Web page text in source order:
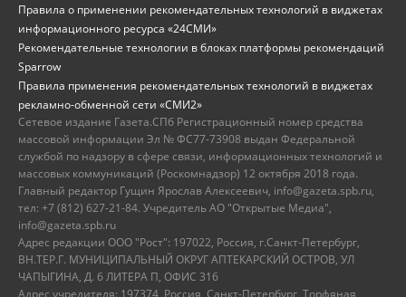
Правила о применении рекомендательных технологий в виджетах
информационного ресурса «24СМИ»
Рекомендательные технологии в блоках платформы рекомендаций
Sparrow
Правила применения рекомендательных технологий в виджетах
рекламно-обменной сети «СМИ2»
Сетевое издание Газета.СПб Регистрационный номер средства
массовой информации Эл № ФС77-73908 выдан Федеральной
службой по надзору в сфере связи, информационных технологий и
массовых коммуникаций (Роскомнадзор) 12 октября 2018 года.
Главный редактор Гущин Ярослав Алексеевич, info@gazeta.spb.ru,
тел: +7 (812) 627-21-84. Учредитель АО "Открытые Медиа",
info@gazeta.spb.ru
Адрес редакции ООО "Рост": 197022, Россия, г.Санкт-Петербург,
ВН.ТЕР.Г. МУНИЦИПАЛЬНЫЙ ОКРУГ АПТЕКАРСКИЙ ОСТРОВ, УЛ
ЧАПЫГИНА, Д. 6 ЛИТЕРА П, ОФИС 316